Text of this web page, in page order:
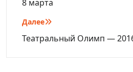
записям
8 марта
Далее
Театральный Олимп —